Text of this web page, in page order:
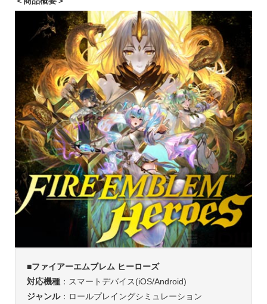
■ファイアーエムブレム ヒーローズ
対応機種：スマートデバイス(iOS/Android)
ジャンル：ロールプレイングシミュレーション